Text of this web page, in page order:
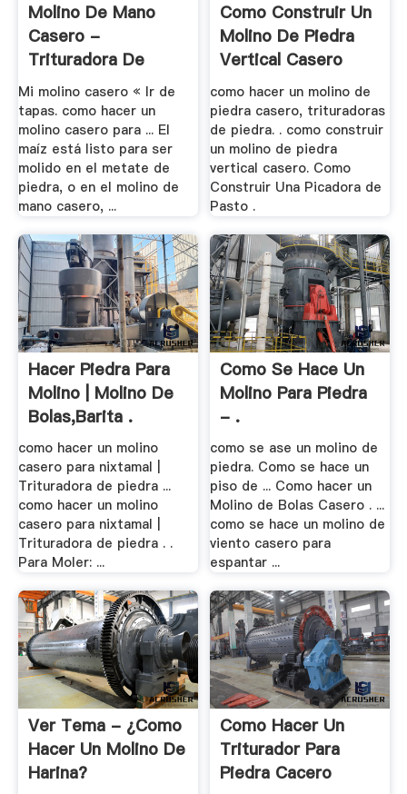
Molino De Mano
Casero -
Trituradora De
Cono
Mi molino casero « Ir de
tapas. como hacer un
molino casero para ... El
maíz está listo para ser
molido en el metate de
piedra, o en el molino de
mano casero, ...
Como Construir Un
Molino De Piedra
Vertical Casero
como hacer un molino de
piedra casero, trituradoras
de piedra. . como construir
un molino de piedra
vertical casero. Como
Construir Una Picadora de
Pasto .
Hacer Piedra Para
Molino | Molino De
Bolas,Barita .
como hacer un molino
casero para nixtamal |
Trituradora de piedra ...
como hacer un molino
casero para nixtamal |
Trituradora de piedra . .
Para Moler: ...
Como Se Hace Un
Molino Para Piedra
- .
como se ase un molino de
piedra. Como se hace un
piso de ... Como hacer un
Molino de Bolas Casero . ...
como se hace un molino de
viento casero para
espantar ...
Ver Tema - ¿como
Hacer Un Molino De
Harina?
Como Hacer Un
Triturador Para
Piedra Cacero